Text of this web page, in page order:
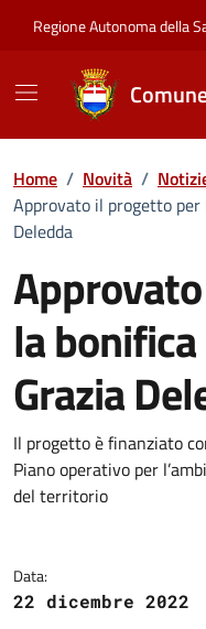
Regione Autonoma della
Home / Novità /
Approvato il progetto per
Deledda
la
Grazia
Dettagli
Il progetto è finanziato
Piano operativo per
del territorio
Data:
22 dicembre 2022